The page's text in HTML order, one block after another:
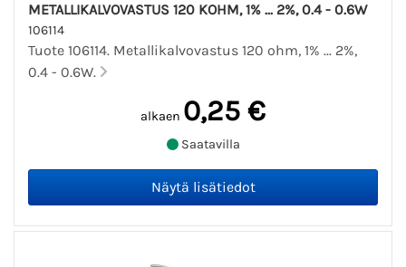
METALLIKALVOVASTUS 120 KOHM, 1% ... 2%, 0.4 - 0.6W
106114
Tuote 106114. Metallikalvovastus 120 ohm, 1% ... 2%,
0.4 - 0.6W.
alkaen 0,25 €
Saatavilla